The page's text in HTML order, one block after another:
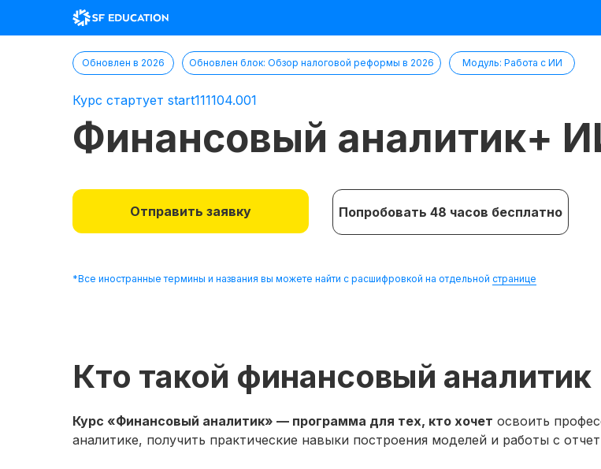
Обновлен в 2026 Обновлен блок: Обзор налоговой реформы в 2026 Модуль: Работа с ИИ
Финансовый аналитик+
Попробовать 48 часов бесплатно
Отправить заявку
*Все иностранные термины и названия вы можете найти с расшифровкой на отдельной странице
Курс стартует start111104.001
Кто такой финансовый аналитик
Курс «Финансовый аналитик» — программа для тех, кто хочет освоить
аналитике, получить практические навыки построения моделей и работы с